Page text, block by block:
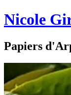
Nicole
Papiers